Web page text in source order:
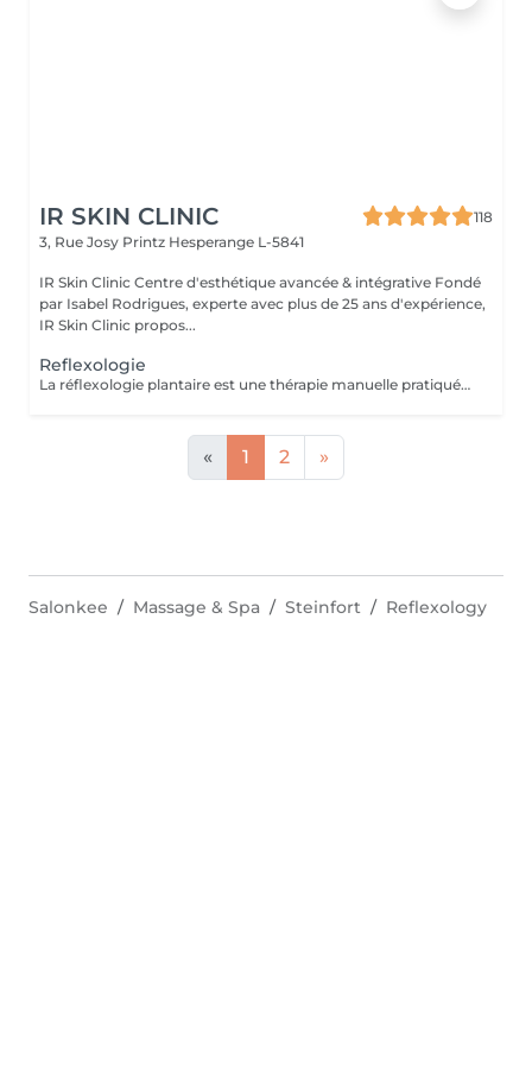
IR SKIN CLINIC
118
3, Rue Josy Printz Hesperange L-5841
IR Skin Clinic Centre d'esthétique avancée & intégrative Fondé
par Isabel Rodrigues, experte avec plus de 25 ans d'expérience,
IR Skin Clinic propos...
Reflexologie
La réflexologie plantaire est une thérapie manuelle pratiquée sur les pieds. Chaque partie du pied est reliée à travers le système nerveux à différents organes du corps. Au total, il existe 7200 terminaisons nerveuses au niveau des deux pieds, on peut donc traiter différents organes en appliquant une légère pression au niveau des pieds.
« 1 2 »
Salonkee Massage & Spa Steinfort Reflexology